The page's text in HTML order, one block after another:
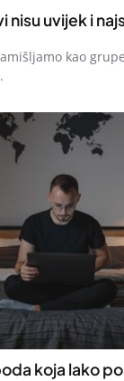
nisu uvijek i
kao
koja lako